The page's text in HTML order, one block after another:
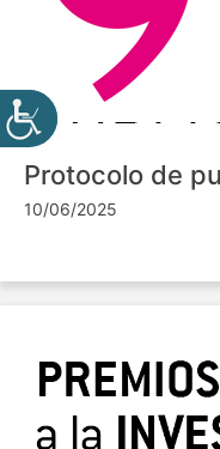
Protocolo de
10/06/2025